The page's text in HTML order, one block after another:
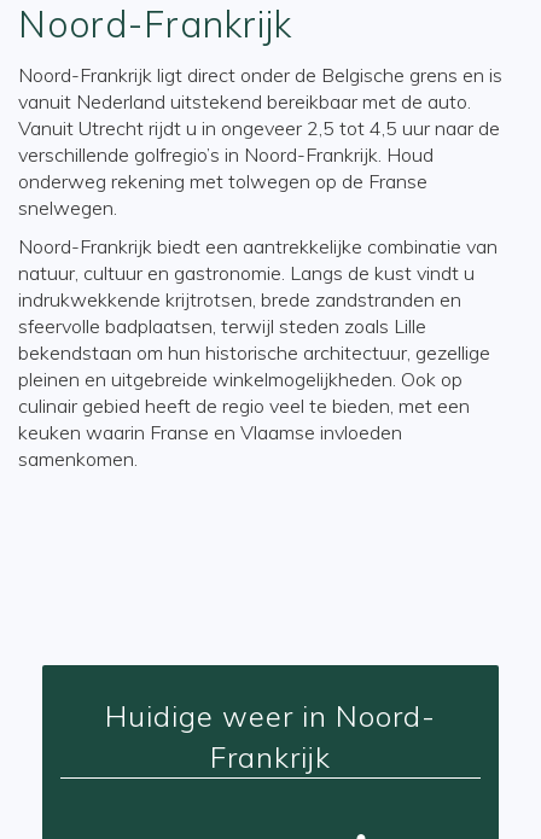
Noord-Frankrijk
Noord-Frankrijk ligt direct onder de Belgische grens en is
vanuit Nederland uitstekend bereikbaar met de auto.
Vanuit Utrecht rijdt u in ongeveer 2,5 tot 4,5 uur naar de
verschillende golfregio’s in Noord-Frankrijk. Houd
onderweg rekening met tolwegen op de Franse
snelwegen.
Noord-Frankrijk biedt een aantrekkelijke combinatie van
natuur, cultuur en gastronomie. Langs de kust vindt u
indrukwekkende krijtrotsen, brede zandstranden en
sfeervolle badplaatsen, terwijl steden zoals Lille
bekendstaan om hun historische architectuur, gezellige
pleinen en uitgebreide winkelmogelijkheden. Ook op
culinair gebied heeft de regio veel te bieden, met een
keuken waarin Franse en Vlaamse invloeden
samenkomen.
Huidige weer in Noord-
Frankrijk